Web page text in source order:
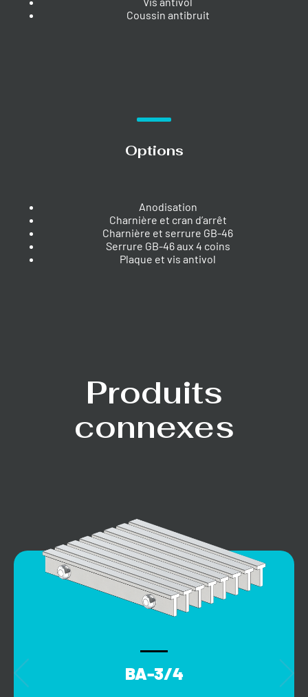
Coussin antibruit
Options
Anodisation
Charnière et cran d’arrêt
Charnière et serrure GB-46
Serrure GB-46 aux 4 coins
Plaque et vis antivol
Produits
connexes
BA-3/4